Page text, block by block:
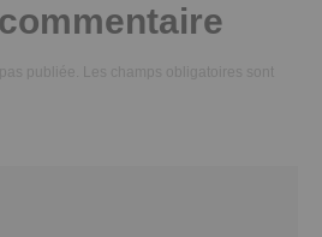
publiée.
Les champs obligatoires sont